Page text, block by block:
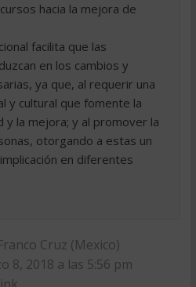
hacia la mejora de
facilita que las
en los cambios y
ya que, al requerir una
y cultural que fomente la
y la mejora; y al promover la
otorgando a estas un
en diferentes
Cruz (Mexico)
8, 2018 a las 5:56 pm